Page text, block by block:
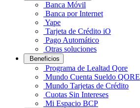
Banca Móvil
Banca por Internet
Yape
Tarjeta de Crédito iO
Pago Automático
Otras soluciones
Beneficios
Programa de Lealtad Qore
Mundo Cuenta Sueldo QORE
Mundo Tarjetas de Crédito
Cuotas Sin Intereses
Mi Espacio BCP